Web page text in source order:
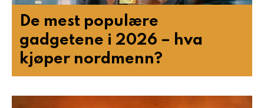
De mest populære
gadgetene i 2026 – hva
kjøper nordmenn?